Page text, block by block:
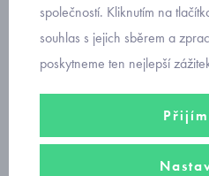
Značkovédívčí botasky s gore-
holčiček a slečen před vlhkostí a
holky v nízkém provedení s využitím
Filtry
společností. Kliknutím na
souhlas s jejich sběrem a
poskytneme ten nejlepší